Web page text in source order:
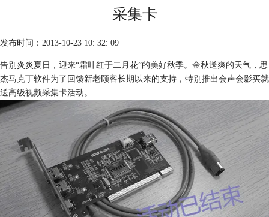
采集卡
发布时间：2013-10-23 10: 32: 09
告别炎炎夏日，迎来“霜叶红于二月花”的美好秋季。金秋送爽的天气，思
杰马克丁软件为了回馈新老顾客长期以来的支持，特别推出会声会影买就
送高级视频采集卡活动。